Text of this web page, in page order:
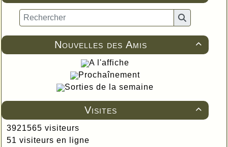

Nouvelles des Amis
A l'affiche
Prochaînement
Sorties de la semaine

Visites
3921565 visiteurs
51 visiteurs en ligne